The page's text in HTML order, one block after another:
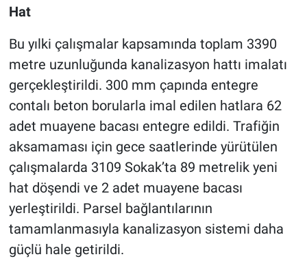
Hat
Bu yılki çalışmalar kapsamında toplam 3390
metre uzunluğunda kanalizasyon hattı imalatı
gerçekleştirildi. 300 mm çapında entegre
contalı beton borularla imal edilen hatlara 62
adet muayene bacası entegre edildi. Trafiğin
aksamaması için gece saatlerinde yürütülen
çalışmalarda 3109 Sokak’ta 89 metrelik yeni
hat döşendi ve 2 adet muayene bacası
yerleştirildi. Parsel bağlantılarının
tamamlanmasıyla kanalizasyon sistemi daha
güçlü hale getirildi.